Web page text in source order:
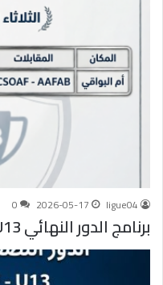
ligue04
2026-05-17
0
برنامج الدور النهائي U13